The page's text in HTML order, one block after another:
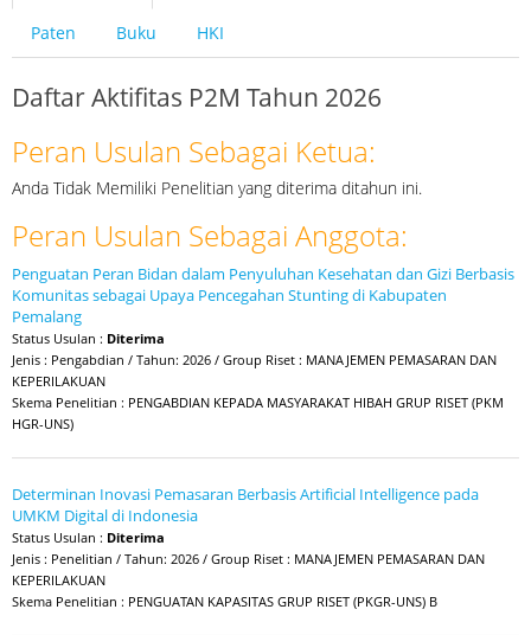
Paten Buku HKI
Daftar Aktifitas P2M Tahun 2026
Peran Usulan Sebagai Ketua:
Anda Tidak Memiliki Penelitian yang diterima ditahun ini.
Peran Usulan Sebagai Anggota:
Penguatan Peran Bidan dalam Penyuluhan Kesehatan dan Gizi Berbasis
Komunitas sebagai Upaya Pencegahan Stunting di Kabupaten
Pemalang
Status Usulan : Diterima
Jenis : Pengabdian / Tahun: 2026 / Group Riset : MANAJEMEN PEMASARAN DAN
KEPERILAKUAN
Skema Penelitian : PENGABDIAN KEPADA MASYARAKAT HIBAH GRUP RISET (PKM
HGR-UNS)
Determinan Inovasi Pemasaran Berbasis Artificial Intelligence pada
UMKM Digital di Indonesia
Status Usulan : Diterima
Jenis : Penelitian / Tahun: 2026 / Group Riset : MANAJEMEN PEMASARAN DAN
KEPERILAKUAN
Skema Penelitian : PENGUATAN KAPASITAS GRUP RISET (PKGR-UNS) B